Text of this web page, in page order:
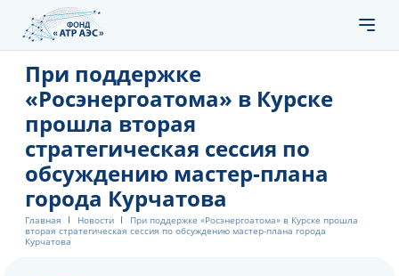
При поддержке
«Росэнергоатома» в Курске
прошла вторая
стратегическая сессия по
обсуждению мастер-плана
города Курчатова
Главная Новости
При поддержке «Росэнергоатома» в Курске прошла
вторая стратегическая сессия по обсуждению мастер-плана города
Курчатова